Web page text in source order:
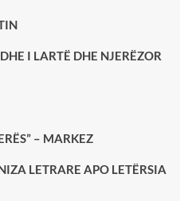
I LARTË DHE NJERËZOR
– MARKEZ
LETRARE APO LETËRSIA